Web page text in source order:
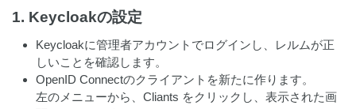
1. Keycloakの設定
Keycloakに管理者アカウントでログインし、レルムが正
しいことを確認します。
OpenID Connectのクライアントを新たに作ります。
左のメニューから、Cliants をクリックし、表示された画